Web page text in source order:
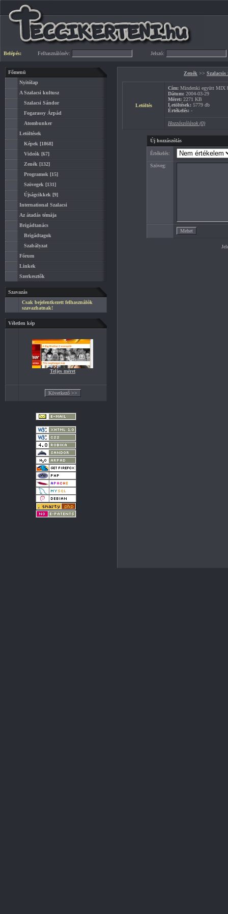
Belépés: Felhasználónév: Jelszó:
Főmenü
Nyitólap
A Szalacsi kultusz
Szalacsi Sándor
Fogarassy Árpád
Atombunker
Letöltések
Képek [1868]
Videók [67]
Zenék [132]
Programok [15]
Szövegek [131]
Újságcikkek [9]
International Szalacsi
Az átadás témája
Brigádtanács
Brigádtagok
Szabályzat
Fórum
Linkek
Szerkesztők
Szavazás
Csak bejelentkezett felhasználók
szavazhatnak!
Véletlen kép
Teljes méret
Zenék >> Szalacsis
Letöltés
Cím: Mindenki együtt MIX
Dátum: 2004-03-29
Méret: 2271 KB
Letöltések: 5779 db
Értékelés: -
Hozzászólások (0)
Új hozzászólás
Értékelés:
Szöveg: